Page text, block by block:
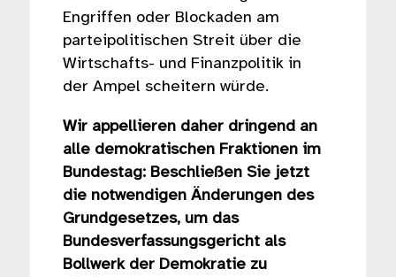
Engriffen oder Blockaden am
parteipolitischen Streit über die
Wirtschafts- und Finanzpolitik in
der Ampel scheitern würde.
Wir appellieren daher dringend an
alle demokratischen Fraktionen im
Bundestag: Beschließen Sie jetzt
die notwendigen Änderungen des
Grundgesetzes, um das
Bundesverfassungsgericht als
Bollwerk der Demokratie zu